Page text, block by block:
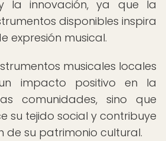
la innovación, ya que la
disponibles inspira
expresión musical.
musicales locales
impacto positivo en la
comunidades, sino que
su tejido social y contribuye
de su patrimonio cultural.